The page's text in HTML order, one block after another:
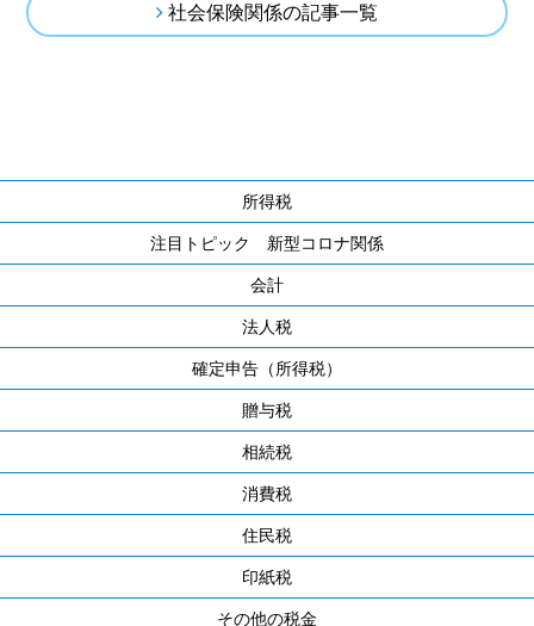
社会保険関係の記事一覧
所得税
注目トピック 新型コロナ関係
会計
法人税
確定申告（所得税）
贈与税
相続税
消費税
住民税
印紙税
その他の税金